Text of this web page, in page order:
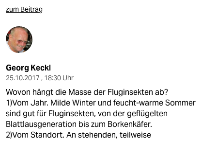
zum Beitrag
Georg Keckl
25.10.2017 , 18:30 Uhr
Wovon hängt die Masse der Fluginsekten ab?
1)Vom Jahr. Milde Winter und feucht-warme Sommer
sind gut für Fluginsekten, von der geflügelten
Blattlausgeneration bis zum Borkenkäfer.
2)Vom Standort. An stehenden, teilweise